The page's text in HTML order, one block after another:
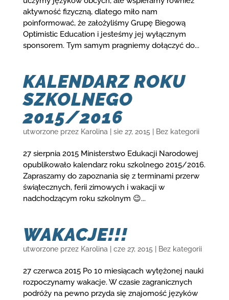
aktywność fizyczną, dlatego miło nam
poinformować, że założyliśmy Grupę Biegową
Optimistic Education i jesteśmy jej wyłącznym
sponsorem. Tym samym pragniemy dołączyć do...
KALENDARZ ROKU
SZKOLNEGO
2015/2016
utworzone przez Karolina sie 27, 2015 Bez kategorii
27 sierpnia 2015 Ministerstwo Edukacji Narodowej
opublikowało kalendarz roku szkolnego 2015/2016.
Zapraszamy do zapoznania się z terminami przerw
świątecznych, ferii zimowych i wakacji w
nadchodzącym roku szkolnym 😉...
WAKACJE!!!
utworzone przez Karolina cze 27, 2015 Bez kategorii
27 czerwca 2015 Po 10 miesiącach wytężonej nauki
rozpoczynamy wakacje. W czasie zagranicznych
podróży na pewno przyda się znajomość języków